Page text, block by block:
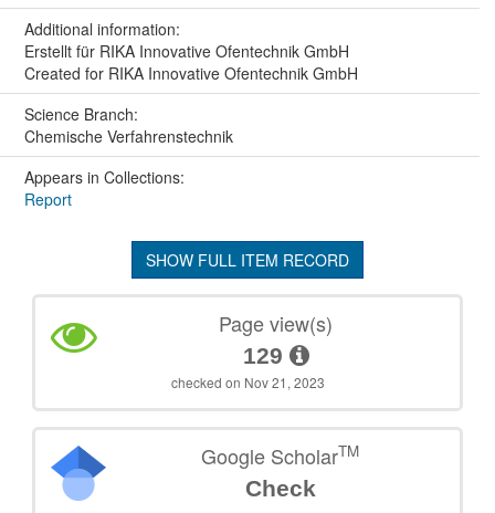
Additional information:
Erstellt für RIKA Innovative Ofentechnik GmbH
Created for RIKA Innovative Ofentechnik GmbH
Science Branch:
Chemische Verfahrenstechnik
Appears in Collections:
Report
SHOW FULL ITEM RECORD
Page view(s)
129
checked on Nov 21, 2023
Google ScholarTM
Check